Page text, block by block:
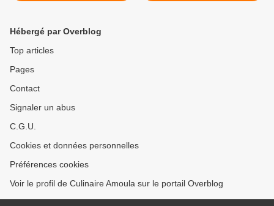
Hébergé par Overblog
Top articles
Pages
Contact
Signaler un abus
C.G.U.
Cookies et données personnelles
Préférences cookies
Voir le profil de Culinaire Amoula sur le portail Overblog